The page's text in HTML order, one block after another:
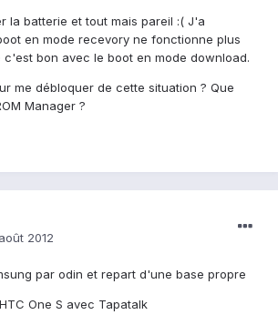
la batterie et tout mais pareil :( J'a
en mode recevory ne fonctionne plus
bon avec le boot en mode download.
me débloquer de cette situation ? Que
Manager ?
2012
par odin et repart d'une base propre
One S avec Tapatalk